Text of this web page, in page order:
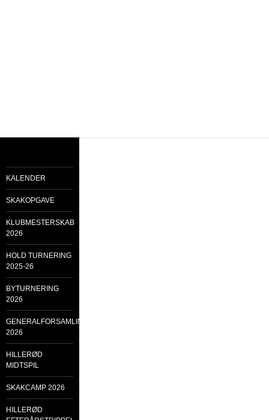
KALENDER
SKAKOPGAVE
KLUBMESTERSKAB
2026
HOLD TURNERING
2025-26
BYTURNERING
2026
GENERALFORSAMLING
2026
HILLERØD
MIDTSPIL
SKAKCAMP 2026
HILLERØD